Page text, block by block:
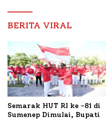
Nabil
BERITA VIRAL
Semarak HUT RI ke -81 di
Sumenep Dimulai, Bupati